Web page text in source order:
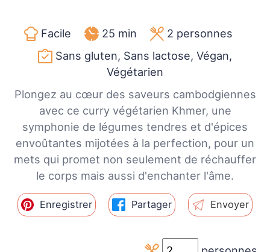
Facile 25 min 2 personnes
Sans gluten, Sans lactose, Végan,
Végétarien
Plongez au cœur des saveurs cambodgiennes
avec ce curry végétarien Khmer, une
symphonie de légumes tendres et d'épices
envoûtantes mijotées à la perfection, pour un
mets qui promet non seulement de réchauffer
le corps mais aussi d'enchanter l'âme.
Enregistrer Partager Envoyer